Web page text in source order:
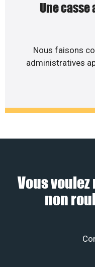
Une casse
Nous faisons
administratives
Vous
non